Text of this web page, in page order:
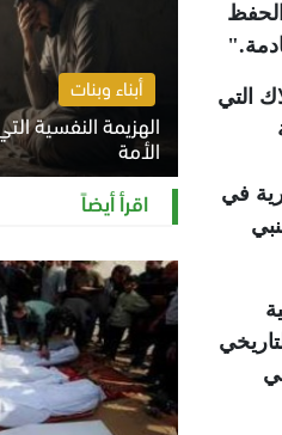
".
التي
في
قبر النبي
أبناء وبنات
الهزيمة النفسية
الأمة
الخميس 6 أغسطس 2026 11:12 ص
اقرأ أيضاً